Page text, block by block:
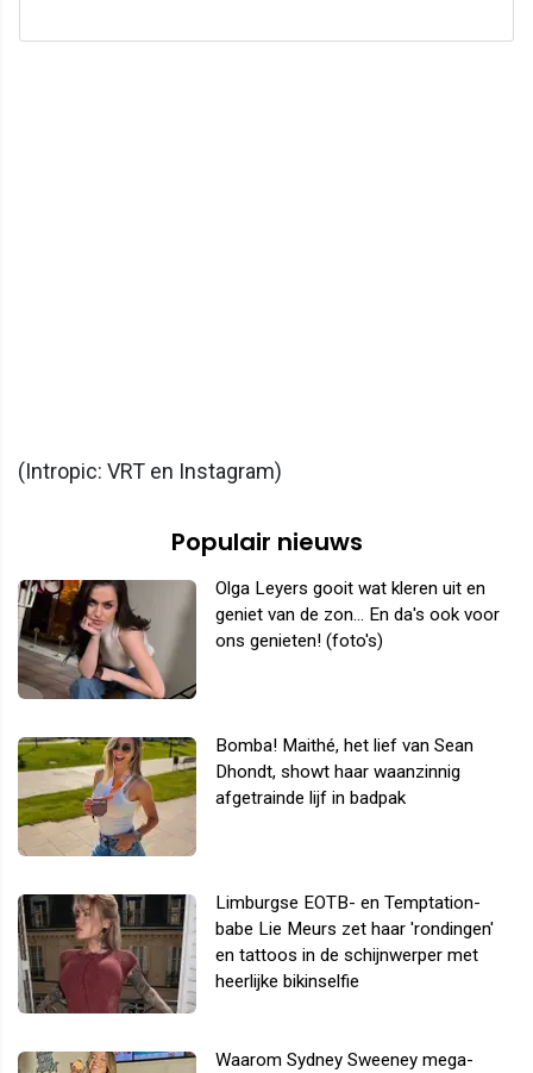
(Intropic: VRT en Instagram)
Populair nieuws
Olga Leyers gooit wat kleren uit en
geniet van de zon... En da's ook voor
ons genieten! (foto's)
Bomba! Maithé, het lief van Sean
Dhondt, showt haar waanzinnig
afgetrainde lijf in badpak
Limburgse EOTB- en Temptation-
babe Lie Meurs zet haar 'rondingen'
en tattoos in de schijnwerper met
heerlijke bikinselfie
Waarom Sydney Sweeney mega-